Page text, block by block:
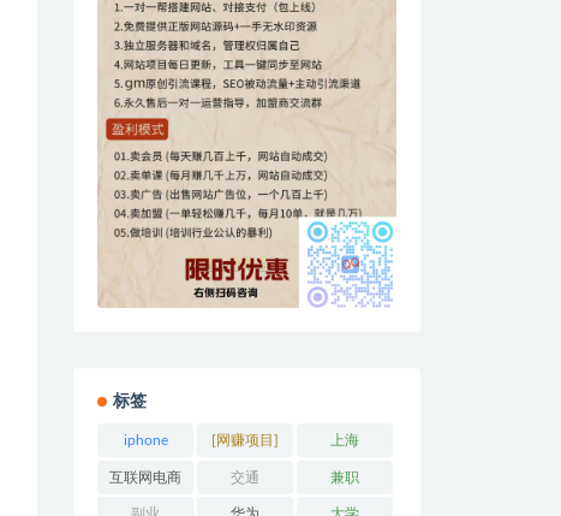
标签
iphone [网赚项目] 上海
互联网电商 交通 兼职